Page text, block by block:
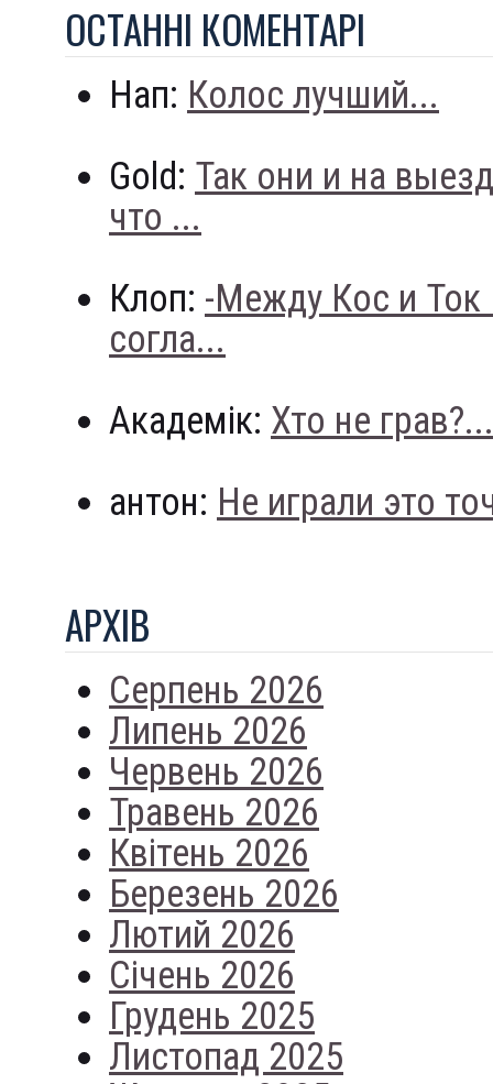
ОСТАННI КОМЕНТАРI
Нап: Колос лучший...
Gold: Так они и на
что ...
Клоп: -Между Кос и
согла...
Академік: Хто не грав?...
антон: Не играли это
АРХIВ
Серпень 2026
Липень 2026
Червень 2026
Травень 2026
Квітень 2026
Березень 2026
Лютий 2026
Січень 2026
Грудень 2025
Листопад 2025